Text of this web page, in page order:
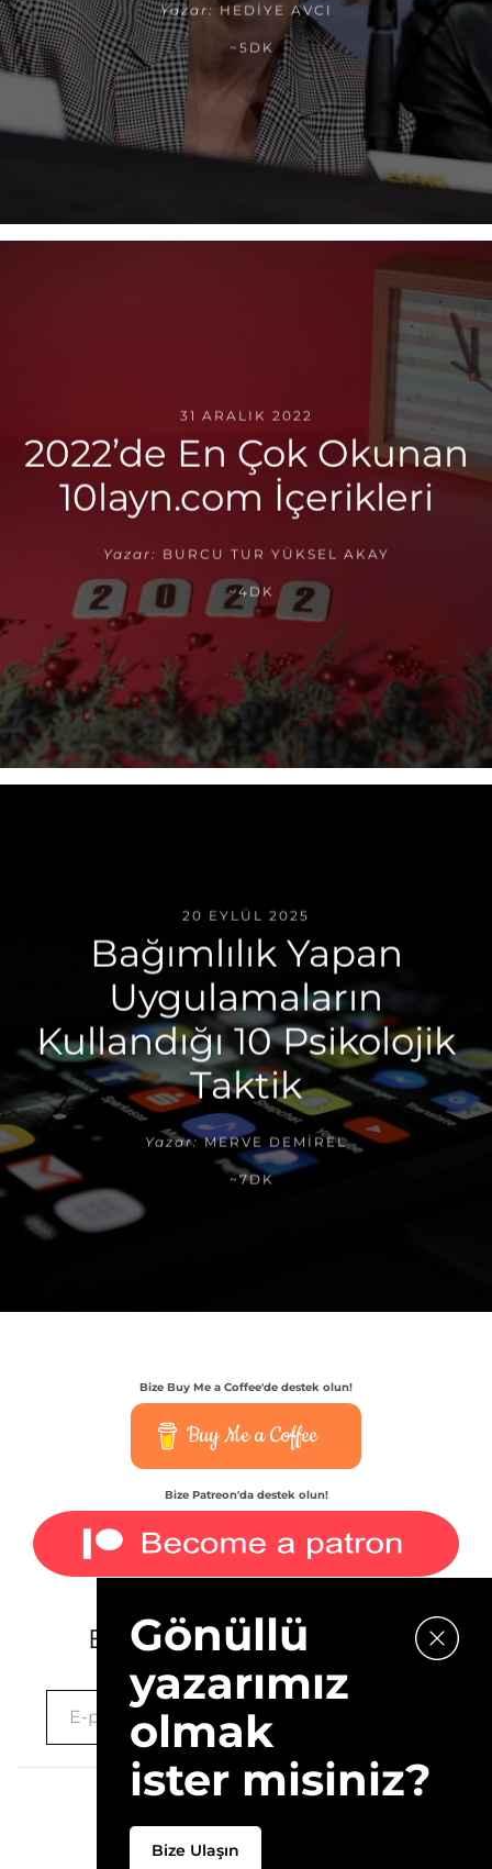
Yazar: HEDIYE AVCI
~5DK
31 ARALIK 2022
2022’de En Çok Okunan
10layn.com İçerikleri
Yazar: BURCU TUR YÜKSEL AKAY
~4DK
20 EYLÜL 2025
Bağımlılık Yapan
Uygulamaların
Kullandığı 10 Psikolojik
Taktik
Yazar: MERVE DEMIREL
~7DK
Bize Buy Me a Coffee'de destek olun!
Buy Me a Coffee
Bize Patreon'da destek olun!
E-bültenimize kaydolun.
Hakkımızda
Gönüllü
yazarımız
olmak
ister misiniz?
Bize Ulaşın